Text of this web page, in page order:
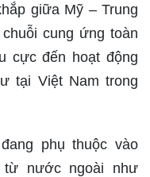
giữa Mỹ – Trung
cung ứng toàn
cực đến hoạt động
tại Việt Nam trong
phụ thuộc vào
từ nước ngoài như